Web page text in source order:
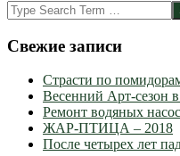
14
Search
Свежие записи
Страсти по
Весенний Арт-сезон
Ремонт водяных
ЖАР-ПТИЦА – 2018
После четырех лет